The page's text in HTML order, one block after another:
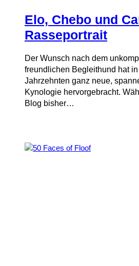
Elo, Chebo und
Rasseportrait
Der Wunsch nach dem
freundlichen Begleithund hat
Jahrzehnten ganz neue,
Kynologie hervorgebracht.
Blog bisher…